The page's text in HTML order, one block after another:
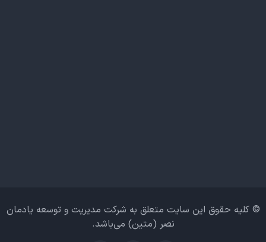
© کلیه حقوق این سایت متعلق به شرکت مدیریت و توسعه یادمان
نصر (متین) می‌باشد.